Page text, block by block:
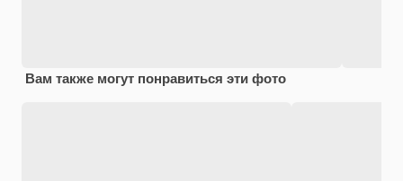
Вам также могут понравиться эти фото